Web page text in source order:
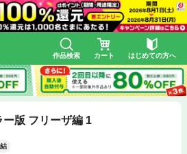
作品検索 カート はじめての方へ
版 フリーザ編 1